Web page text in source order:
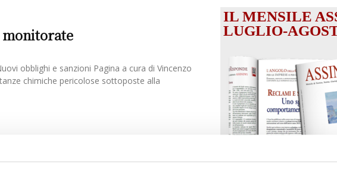
monitorate
obblighi e sanzioni Pagina a cura di Vincenzo
chimiche pericolose sottoposte alla
IL MENSILE
LUGLIO-